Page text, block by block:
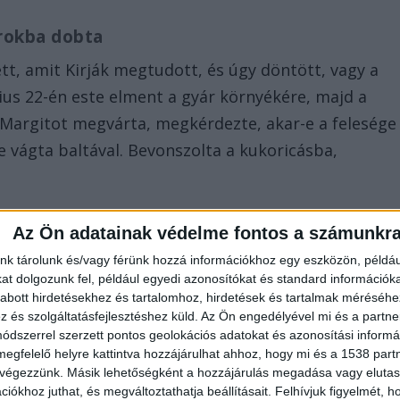
Az Ön adatainak védelme fontos a
tárolunk és/vagy férünk hozzá információkhoz egy eszközön,
dolgozunk fel, például egyedi azonosítókat és standard
hirdetésekhez és tartalomhoz, hirdetések és tartalmak
és szolgáltatásfejlesztéshez küld. Az Ön engedélyével mi és a
szerzett pontos geolokációs adatokat és azonosítási
helyre kattintva hozzájárulhat ahhoz, hogy mi és a 1538
Másik lehetőségként a hozzájárulás megadása vagy
juthat, és megváltoztathatja beállításait. Felhívjuk figyelmét,
dobta
amit Kirják megtudott, és úgy döntött, vagy a
22-én este elment a gyár környékére, majd a
megvárta, megkérdezte, akar-e a felesége
vágta baltával. Bevonszolta a kukoricásba,
az igazságszolgáltatásra is rányomta a
egy ilyen súlyú bűnügyben nem produkálnak
ez a szemlélet teljes egészében